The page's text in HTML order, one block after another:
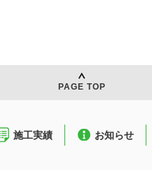
PAGE TOP
施工実績 お知らせ